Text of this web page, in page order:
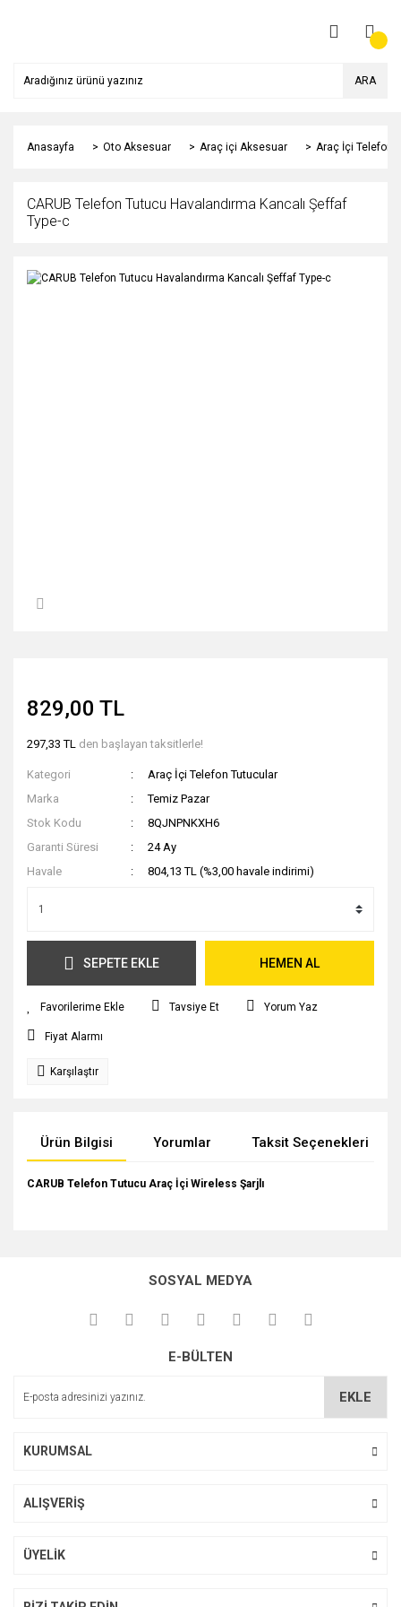
ARA
Anasayfa Oto Aksesuar Araç içi Aksesuar Araç İçi Telefon
CARUB Telefon Tutucu Havalandırma Kancalı Şeffaf
Type-c
829,00 TL
297,33 TL den başlayan taksitlerle!
Kategori
Araç İçi Telefon Tutucular
Marka
Temiz Pazar
Stok Kodu
8QJNPNKXH6
Garanti Süresi
24 Ay
Havale
804,13 TL (%3,00 havale indirimi)
SEPETE EKLE HEMEN AL
Tavsiye Et Yorum Yaz
Fiyat Alarmı
Karşılaştır
Ürün Bilgisi Yorumlar Taksit Seçenekleri
CARUB Telefon Tutucu Araç İçi Wireless Şarjlı
kullanarak tarafımıza iletebilirsiniz.
Görüş ve önerileriniz için teşekkür ederiz.
Ürün açıklamasında eksik bilgiler bulunuyor.
SOSYAL MEDYA
E-BÜLTEN
EKLE
KURUMSAL
ALIŞVERİŞ
ÜYELİK